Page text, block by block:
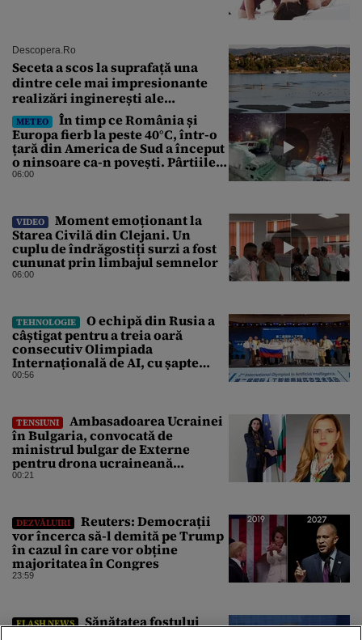
Descopera.ro
Seceta a scos la suprafață una
dintre cele mai impresionante
realizări inginerești ale
Imperiului Roman
METEO
În timp ce România și
Europa fierb la peste 40°C, într-o
țară din America de Sud a început
o ninsoare ca-n povești. Pârtiile
s-au umplut de schiori
06:00
VIDEO
Moment emoționant la
Starea Civilă din Clejani. Un
cuplu de îndrăgostiți surzi a fost
cununat prin limbajul semnelor
06:00
TEHNOLOGIE
O echipă din Rusia a
câștigat pentru a treia oară
consecutiv Olimpiada
Internațională de AI, cu șapte
medalii din aur și una de bronz
00:56
TENSIUNI
Ambasadoarea Ucrainei
în Bulgaria, convocată de
ministrul bulgar de Externe
pentru drona ucraineană
prăbușită în apropierea
00:21
DEZVĂLUIRI
Reuters: Democrații
vor încerca să-l demită pe Trump
în cazul în care vor obține
majoritatea în Congres
23:59
FLASH NEWS
Sănătatea fostului